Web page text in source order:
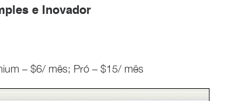
e Inovador
– $6/ mês; Pró – $15/ mês